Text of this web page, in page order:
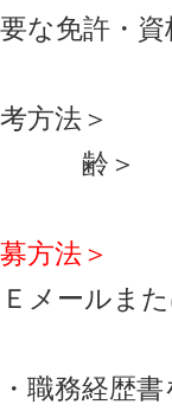
要な免許・
考方法
齢＞ ６
募
メールま
職務経歴書